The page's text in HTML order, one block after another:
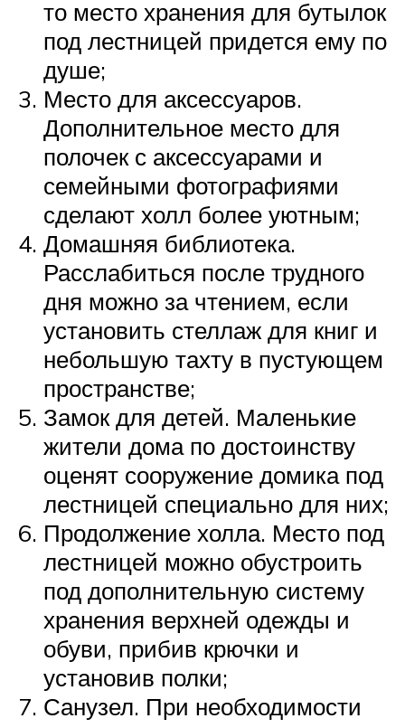
то место хранения для бутылок
под лестницей придется ему по
душе;
Место для аксессуаров.
Дополнительное место для
полочек с аксессуарами и
семейными фотографиями
сделают холл более уютным;
Домашняя библиотека.
Расслабиться после трудного
дня можно за чтением, если
установить стеллаж для книг и
небольшую тахту в пустующем
пространстве;
Замок для детей. Маленькие
жители дома по достоинству
оценят сооружение домика под
лестницей специально для них;
Продолжение холла. Место под
лестницей можно обустроить
под дополнительную систему
хранения верхней одежды и
обуви, прибив крючки и
установив полки;
Санузел. При необходимости